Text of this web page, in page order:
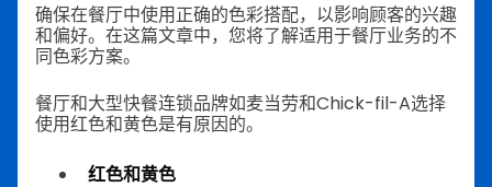
确保在餐厅中使用正确的色彩搭配，以影响顾客的兴趣
和偏好。在这篇文章中，您将了解适用于餐厅业务的不
同色彩方案。
餐厅和大型快餐连锁品牌如麦当劳和Chick-fil-A选择
使用红色和黄色是有原因的。
红色和黄色